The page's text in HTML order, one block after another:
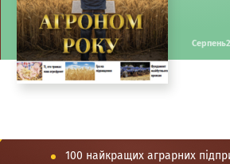
100 найкращих аграрних